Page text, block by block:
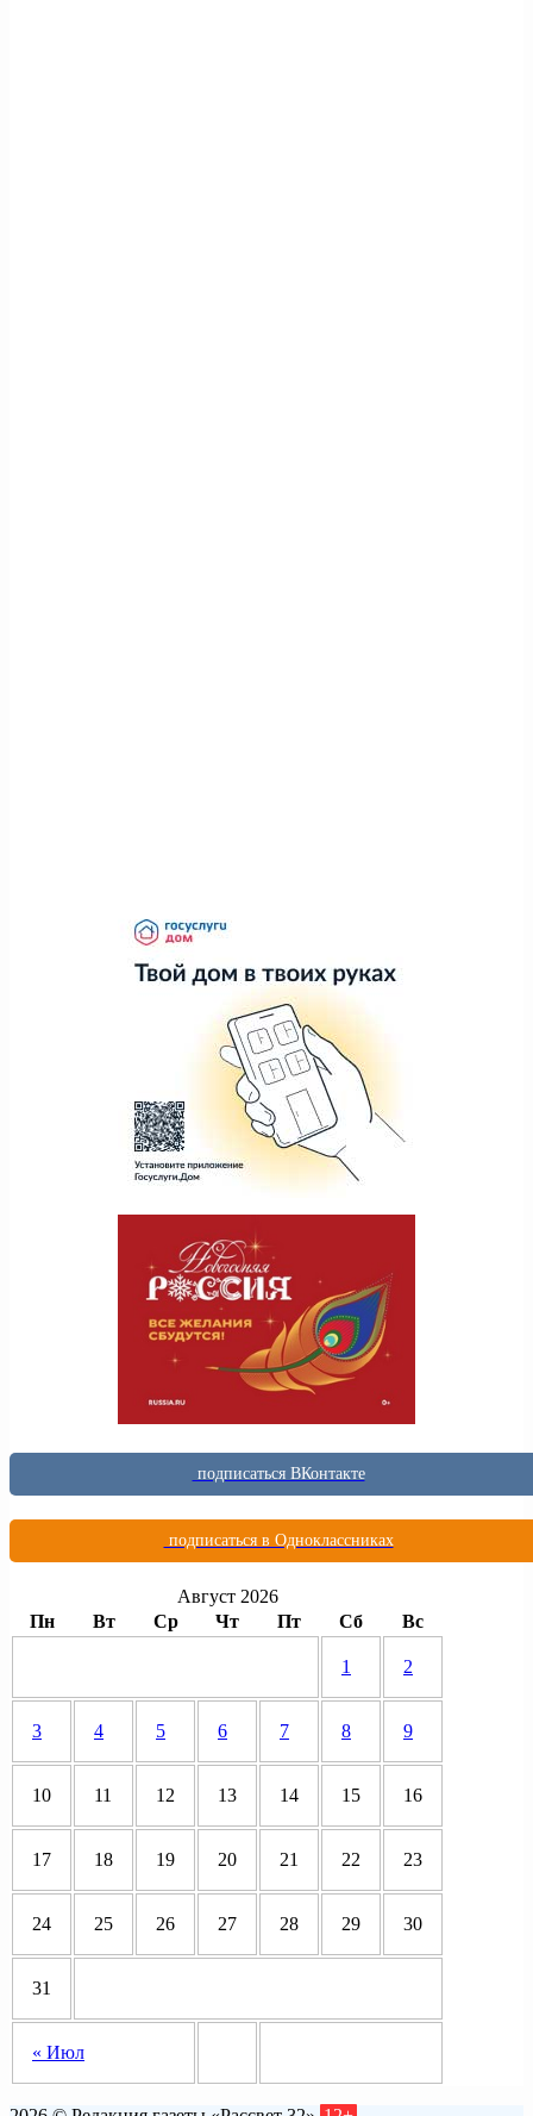
подписаться ВКонтакте
подписаться в Одноклассниках
Август 2026
Пн
Вт Ср Чт Пт Сб Вс
« Июл
1 2
3 4 5 6 7 8 9
10 11 12 13 14 15 16
17 18 19 20 21 22 23
24 25 26 27 28 29 30
31